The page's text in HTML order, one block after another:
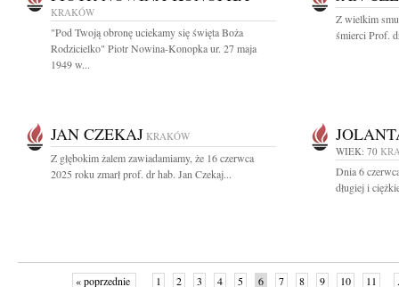
KRAKÓW
"Pod Twoją obronę uciekamy się święta Boża
Rodzicielko" Piotr Nowina-Konopka ur. 27 maja
1949 w...
Z wielkim
śmierci Prof.
JAN CZEKAJ KRAKÓW
Z głębokim żalem zawiadamiamy, że 16 czerwca
2025 roku zmarł prof. dr hab. Jan Czekaj...
WIEK: 70
Dnia 6
długiej i
« poprzednie 1 2 3 4 5 6 7 8 9 10 11